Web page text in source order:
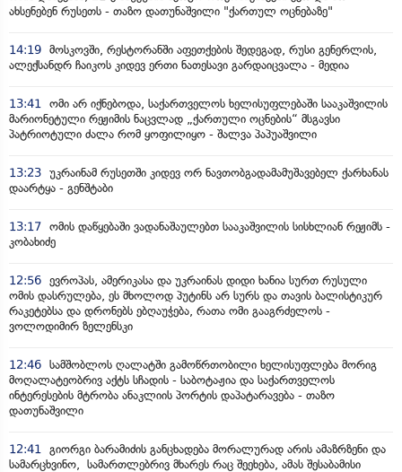
ახსენებენ რუსეთს - თაზო დათუნაშვილი "ქართულ ოცნებაზე"
14:19 მოსკოვში, რესტორანში აფეთქების შედეგად, რუსი გენერლის,
ალექსანდრ ჩაიკოს კიდევ ერთი ნათესავი გარდაიცვალა - მედია
13:41
ომი არ იქნებოდა, საქართველოს ხელისუფლებაში სააკაშვილის
მარიონეტული რეჟიმის ნაცვლად „ქართული ოცნების“ მსგავსი
პატრიოტული ძალა რომ ყოფილიყო - შალვა პაპუაშვილი
13:23 უკრაინამ რუსეთში კიდევ ორ ნავთობგადამამუშავებელ ქარხანას
დაარტყა - გენშტაბი
13:17 ომის დაწყებაში ვადანაშაულებთ სააკაშვილის სისხლიან რეჟიმს -
კობახიძე
12:56 ევროპას, ამერიკასა და უკრაინას დიდი ხანია სურთ რუსული
ომის დასრულება, ეს მხოლოდ პუტინს არ სურს და თავის ბალისტიკურ
რაკეტებსა და დრონებს ებღაუჭება, რათა ომი გააგრძელოს -
ვოლოდიმირ ზელენსკი
12:46 სამშობლოს ღალატში გამოწრთობილი ხელისუფლება მორიგ
მოღალატეობრივ აქტს სჩადის - საბოტაჟია და საქართველოს
ინტერესების მტრობა ანაკლიის პორტის დაპატარავება - თაზო
დათუნაშვილი
12:41
გიორგი ბარამიძის განცხადება მორალურად არის ამაზრზენი და
სამარცხვინო, სამართლებრივ მხარეს რაც შეეხება, ამას შესაბამისი